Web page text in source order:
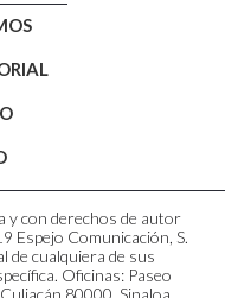
y con derechos de autor
Espejo Comunicación, S.
de cualquiera de sus
Oficinas: Paseo
80000, Sinaloa,